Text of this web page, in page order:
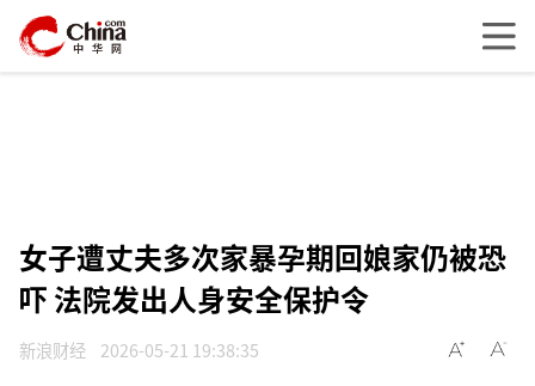
女子遭丈夫多次家暴孕期回娘家仍被恐
吓 法院发出人身安全保护令
新浪财经 2026-05-21 19:38:35